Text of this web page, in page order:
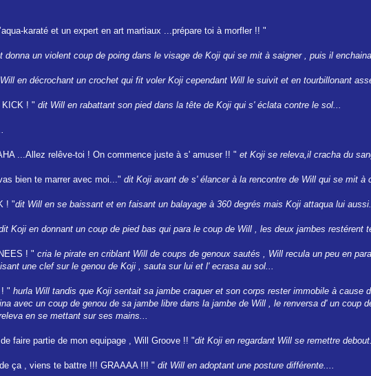
karaté et un expert en art martiaux ...prépare toi à morfler !! "
donna un violent coup de poing dans le visage de Koji qui se mit à saigner , puis il
en décrochant un crochet qui fit voler Koji cependant Will le suivit et en tourbillonant
KICK ! " dit Will en rabattant son pied dans la tête de Koji qui s' éclata contre le sol...
...Allez relêve-toi ! On commence juste à s' amuser !! " et Koji se releva,il cracha du
bien te marrer avec moi..." dit Koji avant de s' élancer à la rencontre de Will qui se mit à
! "dit Will en se baissant et en faisant un balayage à 360 degrés mais Koji attaqua lui
Koji en donnant un coup de pied bas qui para le coup de Will , les deux jambes
! " cria le pirate en criblant Will de coups de genoux sautés , Will recula un peu en
une clef sur le genou de Koji , sauta sur lui et l' ecrasa au sol...
" hurla Will tandis que Koji sentait sa jambe craquer et son corps rester immobile à cause
avec un coup de genou de sa jambe libre dans la jambe de Will , le renversa d' un
en se mettant sur ses mains...
faire partie de mon equipage , Will Groove !! "dit Koji en regardant Will se remettre
ça , viens te battre !!! GRAAAA !!! " dit Will en adoptant une posture différente....